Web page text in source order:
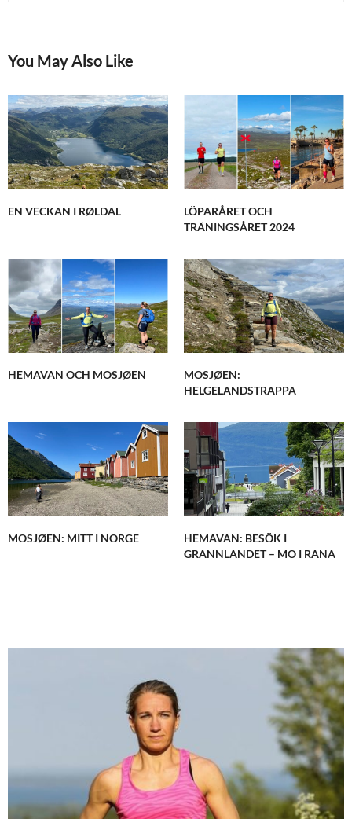
You May Also Like
EN VECKAN I RØLDAL
LÖPARÅRET OCH
TRÄNINGSÅRET 2024
HEMAVAN OCH MOSJØEN
MOSJØEN:
HELGELANDSTRAPPA
MOSJØEN: MITT I NORGE
HEMAVAN: BESÖK I
GRANNLANDET – MO I RANA